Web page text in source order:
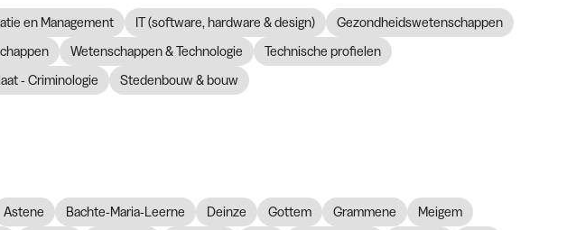
en Management IT (software, hardware & design)
Gezondheidswetenschappen
Wetenschappen & Technologie
Technische profielen
- Criminologie Stedenbouw & bouw
Astene Bachte-Maria-Leerne Deinze Gottem Grammene
Meigem